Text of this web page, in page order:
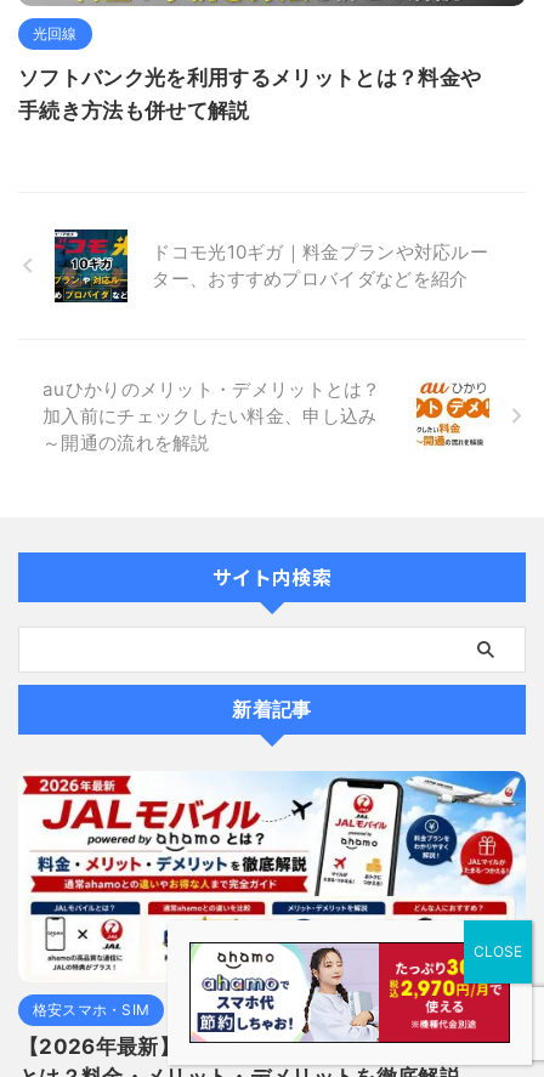
光回線
ソフトバンク光を利用するメリットとは？料金や
手続き方法も併せて解説
ドコモ光10ギガ｜料金プランや対応ルー
ター、おすすめプロバイダなどを紹介
auひかりのメリット・デメリットとは？
加入前にチェックしたい料金、申し込み
～開通の流れを解説
サイト内検索
新着記事
格安スマホ・SIM
【2026年最新】JALモバイル powered by ahamo